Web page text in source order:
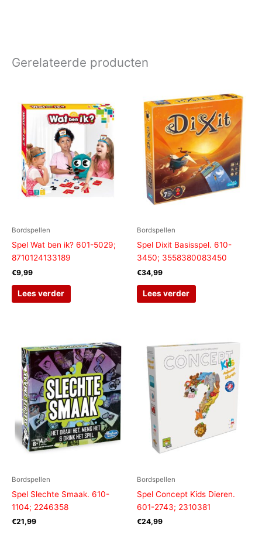
Gerelateerde producten
Bordspellen
Spel Wat ben ik? 601-5029;
8710124133189
€9,99
Lees verder
Bordspellen
Spel Dixit Basisspel. 610-
3450; 3558380083450
€34,99
Lees verder
Bordspellen
Spel Slechte Smaak. 610-
1104; 2246358
€21,99
Bordspellen
Spel Concept Kids Dieren.
601-2743; 2310381
€24,99